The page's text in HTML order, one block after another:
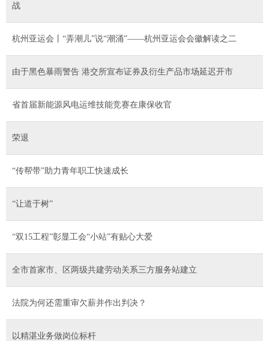
战
杭州亚运会丨“弄潮儿”说“潮涌”——杭州亚运会会徽解读之二
由于黑色暴雨警告 港交所宣布证券及衍生产品市场延迟开市
省首届新能源风电运维技能竞赛在康保收官
荣退
“传帮带”助力青年职工快速成长
“让道于树”
“双15工程”彰显工会“小站”有贴心大爱
全市首家市、区两级共建劳动关系三方服务站建立
法院为何还需重审欠薪并作出判决？
以精湛业务做岗位标杆